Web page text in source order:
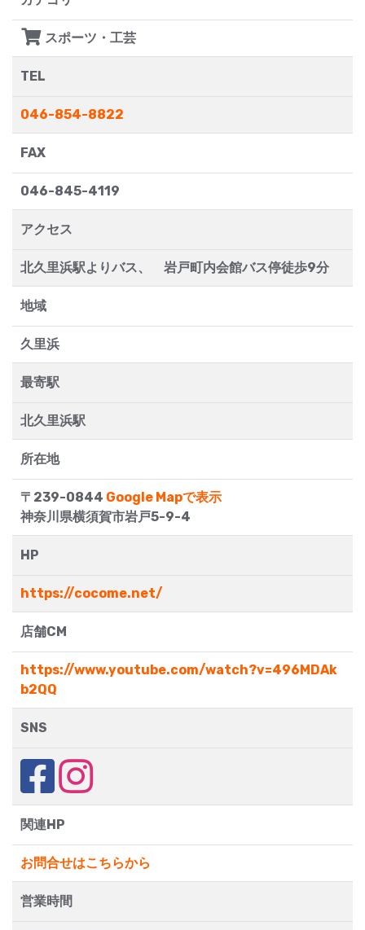
スポーツ・工芸
TEL
046-854-8822
FAX
046-845-4119
アクセス
北久里浜駅よりバス、 岩戸町内会館バス停徒歩9分
地域
久里浜
最寄駅
北久里浜駅
所在地
〒239-0844 Google Mapで表示
神奈川県横須賀市岩戸5-9-4
HP
https://cocome.net/
店舗CM
https://www.youtube.com/watch?v=496MDAk
b2QQ
SNS
関連HP
お問合せはこちらから
営業時間